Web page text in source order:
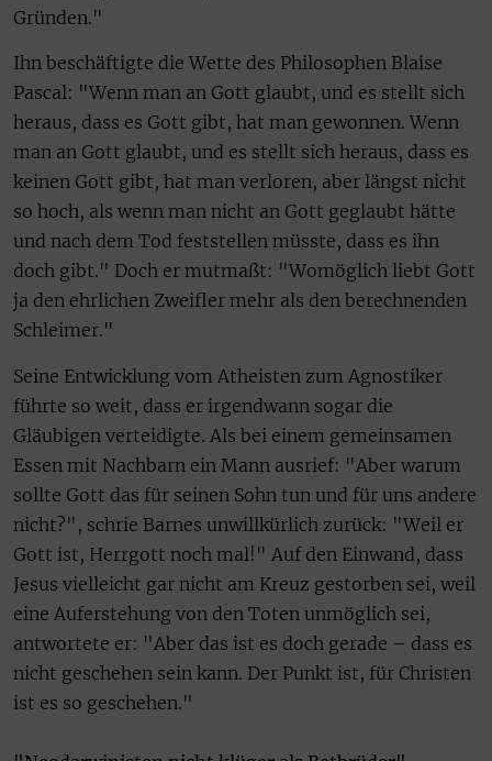
Gründen."
Ihn beschäftigte die Wette des Philosophen Blaise
Pascal: "Wenn man an Gott glaubt, und es stellt sich
heraus, dass es Gott gibt, hat man gewonnen. Wenn
man an Gott glaubt, und es stellt sich heraus, dass es
keinen Gott gibt, hat man verloren, aber längst nicht
so hoch, als wenn man nicht an Gott geglaubt hätte
und nach dem Tod feststellen müsste, dass es ihn
doch gibt." Doch er mutmaßt: "Womöglich liebt Gott
ja den ehrlichen Zweifler mehr als den berechnenden
Schleimer."
Seine Entwicklung vom Atheisten zum Agnostiker
führte so weit, dass er irgendwann sogar die
Gläubigen verteidigte. Als bei einem gemeinsamen
Essen mit Nachbarn ein Mann ausrief: "Aber warum
sollte Gott das für seinen Sohn tun und für uns andere
nicht?", schrie Barnes unwillkürlich zurück: "Weil er
Gott ist, Herrgott noch mal!" Auf den Einwand, dass
Jesus vielleicht gar nicht am Kreuz gestorben sei, weil
eine Auferstehung von den Toten unmöglich sei,
antwortete er: "Aber das ist es doch gerade – dass es
nicht geschehen sein kann. Der Punkt ist, für Christen
ist es so geschehen."